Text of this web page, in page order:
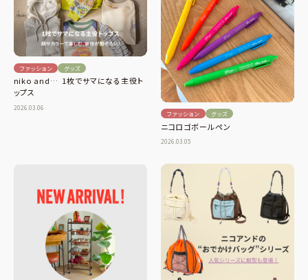
ファッション グッズ
niko and… 1枚でサマになる主役ト
ップス
2026.03.06
ファッション グッズ
ニコロゴボールペン
2026.03.05